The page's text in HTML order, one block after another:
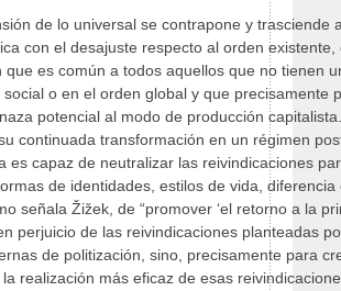
de lo universal se contrapone y trasciende
con el desajuste respecto al orden
que es común a todos aquellos que no tienen
social o en el orden global y que precisamente
potencial al modo de producción
continuada transformación en un régimen
es capaz de neutralizar las reivindicaciones
de identidades, estilos de vida,
señala Žižek, de “promover ‘el retorno a la
perjuicio de las reivindicaciones planteadas
de politización, sino, precisamente para
realización más eficaz de esas